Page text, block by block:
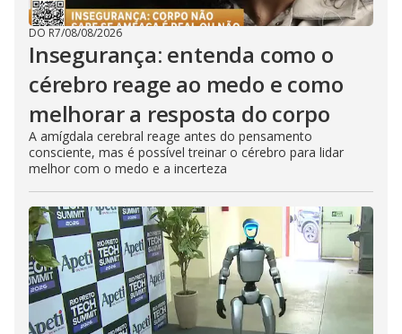
DO R7/08/08/2026
Insegurança: entenda como o
cérebro reage ao medo e como
melhorar a resposta do corpo
A amígdala cerebral reage antes do pensamento
consciente, mas é possível treinar o cérebro para lidar
melhor com o medo e a incerteza